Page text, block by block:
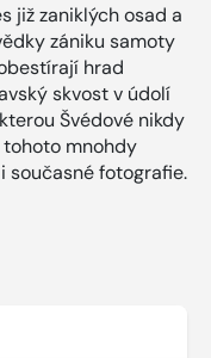
již zaniklých osad a
zániku samoty
hrad
skvost v údolí
Švédové nikdy
mnohdy
současné fotografie.